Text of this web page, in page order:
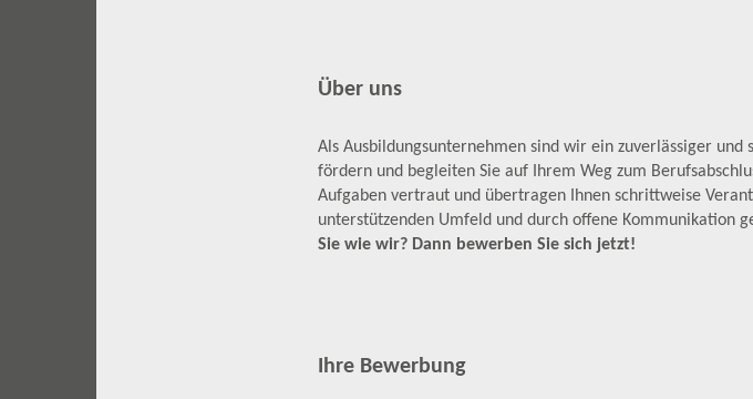
Über uns
Als Ausbildungsunternehmen sind wir ein zuverlässiger
fördern und begleiten Sie auf Ihrem Weg zum
Aufgaben vertraut und übertragen Ihnen schrittweise
unterstützenden Umfeld und durch offene Kommunikation
Sie wie wir? Dann bewerben Sie sich jetzt!
Ihre Bewerbung